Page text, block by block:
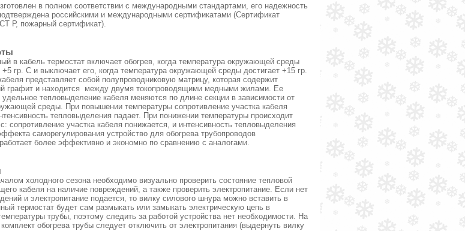
в полном соответствии с международными стандартами, его надежность
российскими и международными сертификатами (Сертификат
Р, пожарный сертификат).
в кабель термостат включает обогрев, когда температура окружающей среды
+5 гр. С и выключает его, когда температура окружающей среды достигает +15 гр.
представляет собой полупроводниковую матрицу, которая содержит
графит и находится
между двумя токопроводящими медными жилами. Ее
удельное тепловыделение кабеля меняются по длине секции в зависимости от
среды. При повышении температуры сопротивление участка кабеля
тепловыделения падает. При понижении температуры происходит
сопротивление участка кабеля понижается, и интенсивность тепловыделения
саморегулирования устройство для обогрева трубопроводов
более эффективно и экономно по сравнению с аналогами.
холодного сезона необходимо визуально проверить состояние тепловой
кабеля на наличие повреждений, а также проверить электропитание. Если нет
и электропитание подается, то вилку силового шнура можно вставить в
термостат будет сам размыкать или замыкать электрическую цепь в
трубы, поэтому следить за работой устройства нет необходимости. На
обогрева трубы следует отключить от электропитания (выдернуть вилку